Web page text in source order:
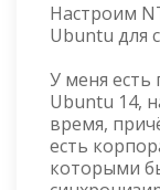
Настроим
Ubuntu для
У меня есть
Ubuntu 14,
время,
есть
которыми